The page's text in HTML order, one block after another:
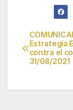
de
Estrategia
contra el
31/08/2021